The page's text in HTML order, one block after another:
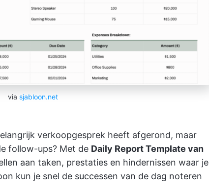
via sjabloon.net
verkoopgesprek heeft afgerond, maar
follow-ups? Met de Daily Report Template van
aan taken, prestaties en hindernissen waar je
kun je snel de successen van de dag noteren